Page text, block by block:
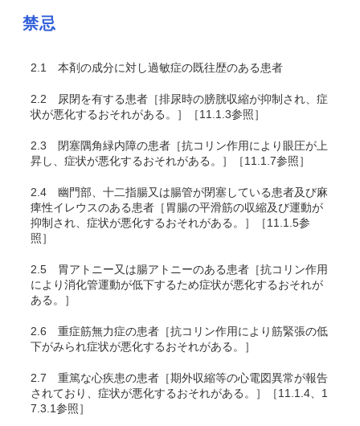
禁忌
2.1 本剤の成分に対し過敏症の既往歴のある患者
2.2 尿閉を有する患者［排尿時の膀胱収縮が抑制され、症
状が悪化するおそれがある。］［11.1.3参照］
2.3 閉塞隅角緑内障の患者［抗コリン作用により眼圧が上
昇し、症状が悪化するおそれがある。］［11.1.7参照］
2.4 幽門部、十二指腸又は腸管が閉塞している患者及び麻
痺性イレウスのある患者［胃腸の平滑筋の収縮及び運動が
抑制され、症状が悪化するおそれがある。］［11.1.5参
照］
2.5 胃アトニー又は腸アトニーのある患者［抗コリン作用
により消化管運動が低下するため症状が悪化するおそれが
ある。］
2.6 重症筋無力症の患者［抗コリン作用により筋緊張の低
下がみられ症状が悪化するおそれがある。］
2.7 重篤な心疾患の患者［期外収縮等の心電図異常が報告
されており、症状が悪化するおそれがある。］［11.1.4、1
7.3.1参照］